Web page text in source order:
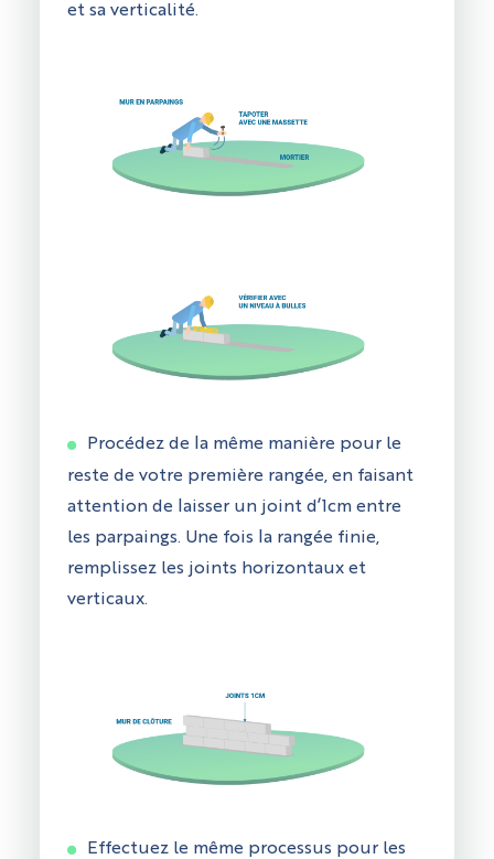
et sa verticalité.
Procédez de la même manière pour le
reste de votre première rangée, en faisant
attention de laisser un joint d’1cm entre
les parpaings. Une fois la rangée finie,
remplissez les joints horizontaux et
verticaux.
Effectuez le même processus pour les